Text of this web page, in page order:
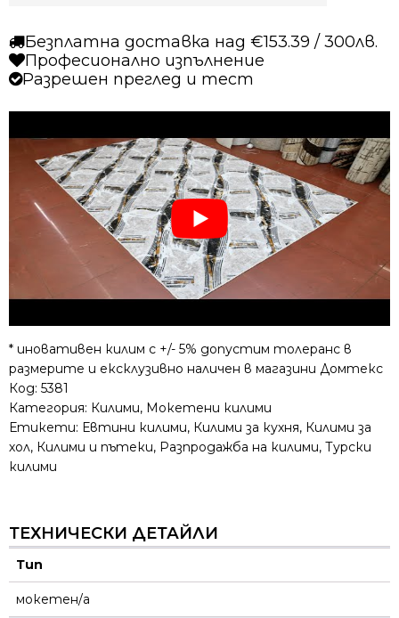
Безплатна доставка над €153.39 / 300лв.
Професионално изпълнение
Разрешен преглед и тест
* иновативен килим с +/- 5% допустим толеранс в
размерите и ексклузивно наличен в магазини Домтекс
Код: 5381
Категория: Килими, Мокетени килими
Етикети: Евтини килими, Килими за кухня, Килими за
хол, Килими и пътеки, Разпродажба на килими, Турски
килими
ТЕХНИЧЕСКИ ДЕТАЙЛИ
Тип
мокетен/а